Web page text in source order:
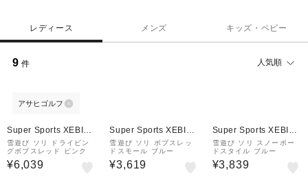
レディース メンズ キッズ・ベビー
9 件 人気順
アサヒゴルフ
Super Sports XEBIO
&mall店
雪遊び ソリ ドライビン
グボブスレッド ピンク
¥6,039
Super Sports XEBIO
&mall店
雪遊び ソリ ボブスレッ
ドスモール ブルー
¥3,619
Super Sports XEBIO
&mall店
雪遊び ソリ スノーボー
ドスタイル ブルー
¥3,839